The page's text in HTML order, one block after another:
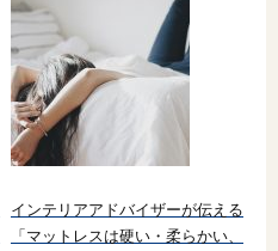
インテリアアドバイザーが伝える
「マットレスは硬い・柔らかい、